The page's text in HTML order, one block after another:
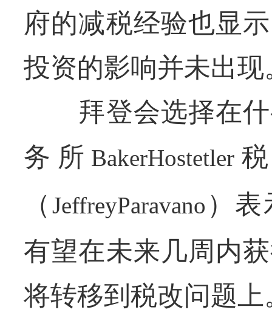
府的减税经验也显
投资的影响并未出现
拜登会选择在什
务所 BakerHostetler
（ JeffreyParavano ）
有望在未来几周内
将转移到税改问题上